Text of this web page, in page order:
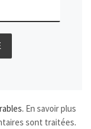
En savoir plus
sont traitées.